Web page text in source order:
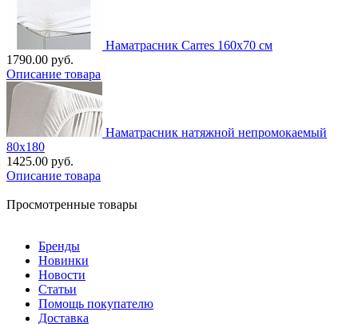
Наматрасник Carres 160x70 см
1790.00 руб.
Описание товара
Наматрасник натяжной непромокаемый
80х180
1425.00 руб.
Описание товара
Просмотренные товары
Бренды
Новинки
Новости
Статьи
Помощь покупателю
Доставка